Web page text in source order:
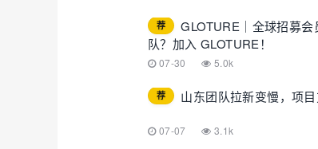
荐
GLOTURE｜全球招募
队？加入 GLOTURE！
07-30 5.0k
荐 山东团队拉新变慢，项
07-07 3.1k